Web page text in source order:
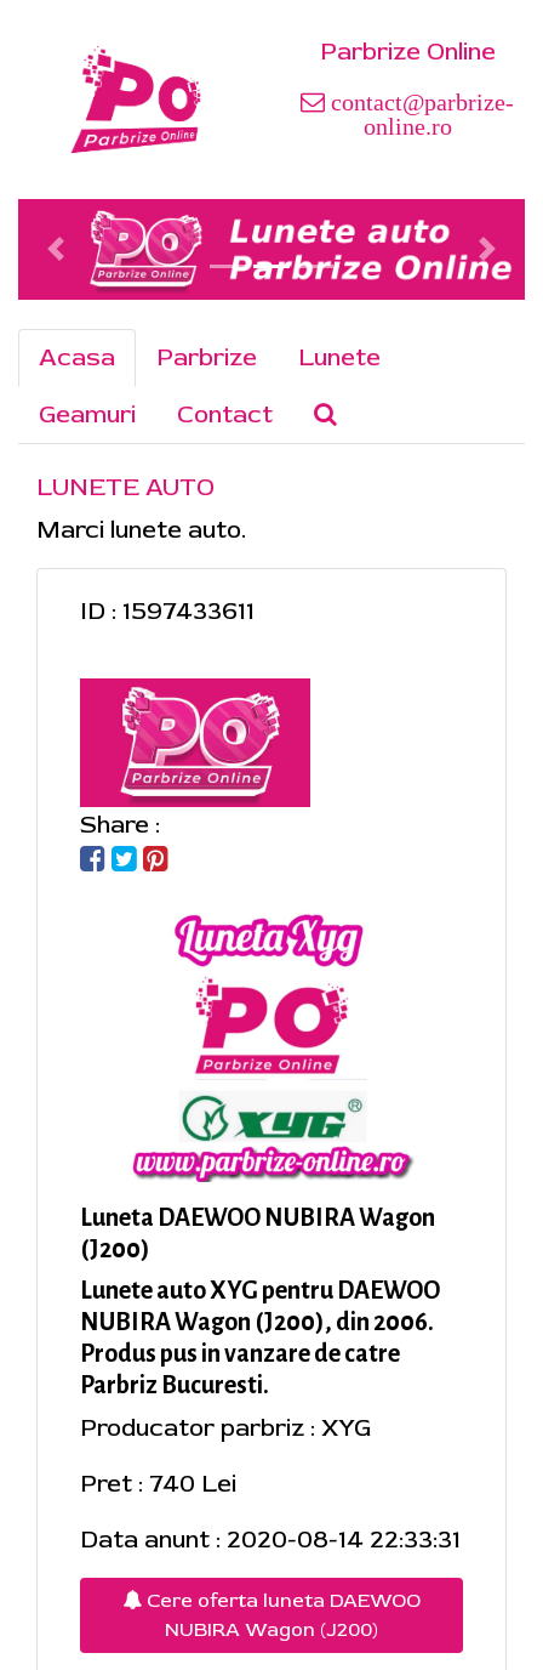
Parbrize Online
contact@parbrize-
online.ro
Acasa Parbrize
Lunete
Geamuri
Contact
LUNETE AUTO
Marci lunete auto.
ID : 1597433611
Share :
Luneta DAEWOO NUBIRA Wagon
(J200)
Lunete auto XYG pentru DAEWOO
NUBIRA Wagon (J200), din 2006.
Produs pus in vanzare de catre
Parbriz Bucuresti.
Producator parbriz : XYG
Pret : 740 Lei
Data anunt : 2020-08-14 22:33:31
Cere oferta luneta DAEWOO
NUBIRA Wagon (J200)